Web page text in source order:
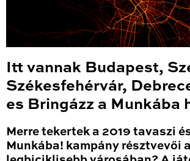
Itt vannak Budapest,
Székesfehérvár,
es Bringázz a Munkába
Merre tekertek a 2019 tavaszi
Munkába! kampány résztvevői